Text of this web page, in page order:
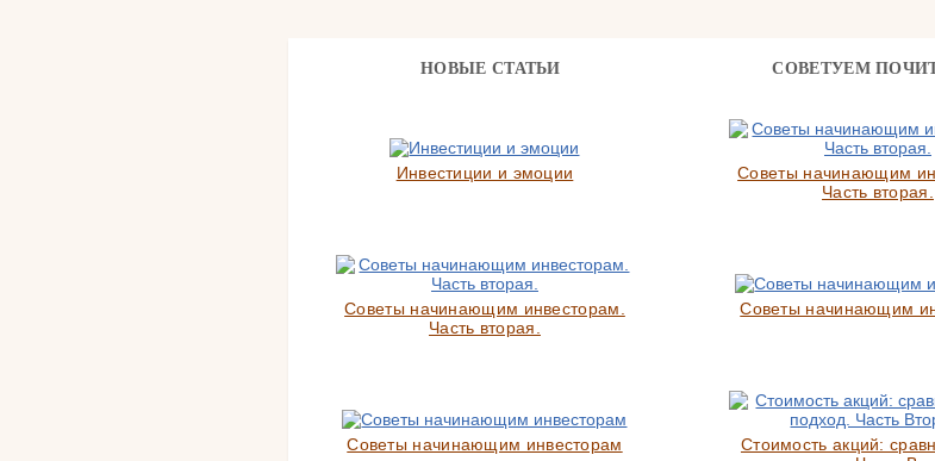
НОВЫЕ СТАТЬИ СОВЕТУЕМ
Инвестиции и эмоции
Советы начинающим
Часть вторая.
Советы начинающим инвесторам.
Часть вторая.
Советы начинающим
Советы начинающим инвесторам
Стоимость акций: